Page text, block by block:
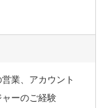
業、アカウント
ーのご経験